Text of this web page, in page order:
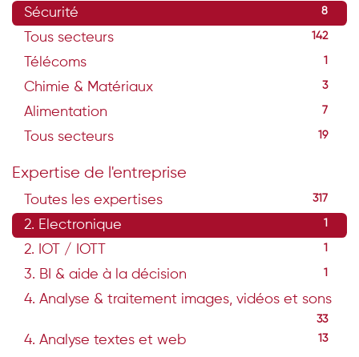
Sécurité 8
Tous secteurs 142
Télécoms 1
Chimie & Matériaux 3
Alimentation 7
Tous secteurs 19
Expertise de l'entreprise
Toutes les expertises 317
2. Electronique 1
2. IOT / IOTT 1
3. BI & aide à la décision 1
4. Analyse & traitement images, vidéos et sons
33
4. Analyse textes et web 13